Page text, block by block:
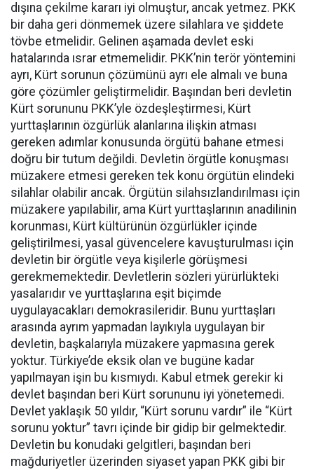
dışına çekilme kararı iyi olmuştur, ancak yetmez. PKK
bir daha geri dönmemek üzere silahlara ve şiddete
tövbe etmelidir. Gelinen aşamada devlet eski
hatalarında ısrar etmemelidir. PKK’nin terör yöntemini
ayrı, Kürt sorunun çözümünü ayrı ele almalı ve buna
göre çözümler geliştirmelidir. Başından beri devletin
Kürt sorununu PKK’yle özdeşleştirmesi, Kürt
yurttaşlarının özgürlük alanlarına ilişkin atması
gereken adımlar konusunda örgütü bahane etmesi
doğru bir tutum değildi. Devletin örgütle konuşması
müzakere etmesi gereken tek konu örgütün elindeki
silahlar olabilir ancak. Örgütün silahsızlandırılması için
müzakere yapılabilir, ama Kürt yurttaşlarının anadilinin
korunması, Kürt kültürünün özgürlükler içinde
geliştirilmesi, yasal güvencelere kavuşturulması için
devletin bir örgütle veya kişilerle görüşmesi
gerekmemektedir. Devletlerin sözleri yürürlükteki
yasalarıdır ve yurttaşlarına eşit biçimde
uygulayacakları demokrasileridir. Bunu yurttaşları
arasında ayrım yapmadan layıkıyla uygulayan bir
devletin, başkalarıyla müzakere yapmasına gerek
yoktur. Türkiye’de eksik olan ve bugüne kadar
yapılmayan işin bu kısmıydı. Kabul etmek gerekir ki
devlet başından beri Kürt sorununu iyi yönetemedi.
Devlet yaklaşık 50 yıldır, “Kürt sorunu vardır” ile “Kürt
sorunu yoktur” tavrı içinde bir gidip bir gelmektedir.
Devletin bu konudaki gelgitleri, başından beri
mağduriyetler üzerinden siyaset yapan PKK gibi bir